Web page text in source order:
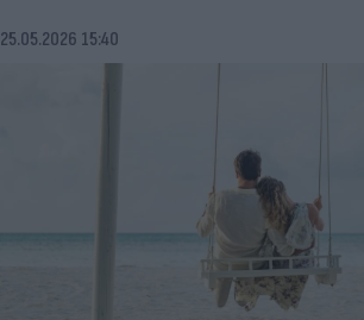
25.05.2026 15:40